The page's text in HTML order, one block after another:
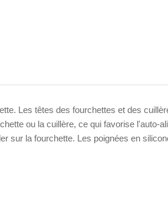
Les têtes des fourchettes et des
ou la cuillère, ce qui favorise l'auto-
sur la fourchette. Les poignées en